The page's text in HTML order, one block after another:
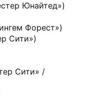
Юнайтед»)
Форест»)
Сити»)
Сити» /